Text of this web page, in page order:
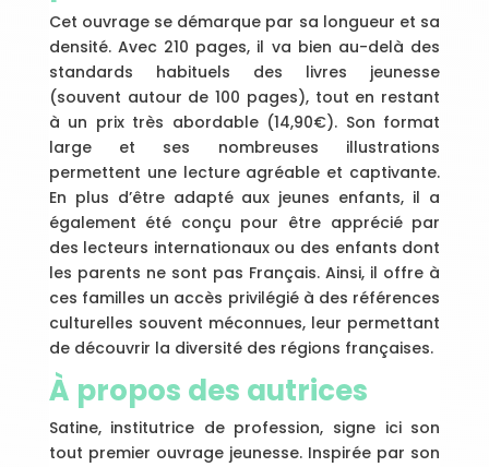
Cet ouvrage se démarque par sa longueur et sa
densité. Avec 210 pages, il va bien au-delà des
standards habituels des livres jeunesse
(souvent autour de 100 pages), tout en restant
à un prix très abordable (14,90€). Son format
large et ses nombreuses illustrations
permettent une lecture agréable et captivante.
En plus d’être adapté aux jeunes enfants, il a
également été conçu pour être apprécié par
des lecteurs internationaux ou des enfants dont
les parents ne sont pas Français. Ainsi, il offre à
ces familles un accès privilégié à des références
culturelles souvent méconnues, leur permettant
de découvrir la diversité des régions françaises.
À propos des autrices
Satine, institutrice de profession, signe ici son
tout premier ouvrage jeunesse. Inspirée par son